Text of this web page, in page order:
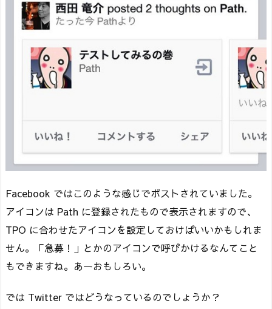
Facebook ではこのような感じでポストされていました。
アイコンは Path に登録されたもので表示されますので、
TPO に合わせたアイコンを設定しておけばいいかもしれま
せん。「急募！」とかのアイコンで呼びかけるなんてこと
もできますね。あーおもしろい。
では Twitter ではどうなっているのでしょうか？